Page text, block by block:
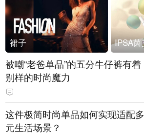
裙子
被嘲“老爸单品”的五分牛仔裤有着
别样的时尚魔力
这件极简时尚单品如何实现适配多
元生活场景？